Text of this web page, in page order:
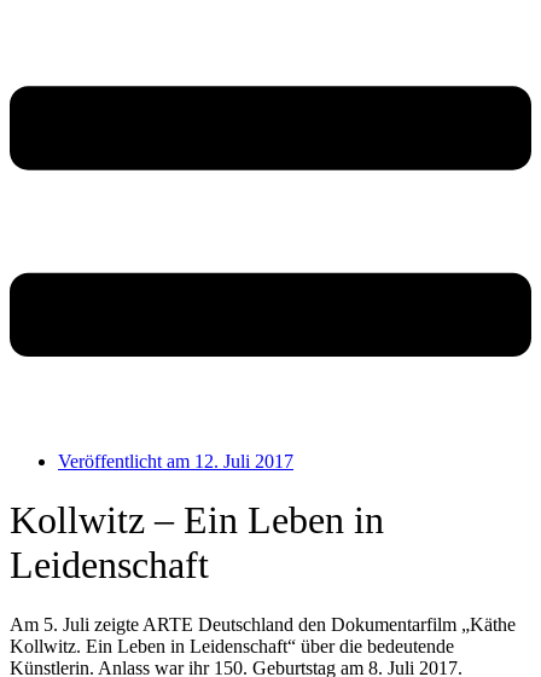
Veröffentlicht am 12. Juli 2017
Kollwitz – Ein Leben in
Leidenschaft
Am 5. Juli zeigte ARTE Deutschland den Dokumentarfilm „Käthe
Kollwitz. Ein Leben in Leidenschaft“ über die bedeutende
Künstlerin. Anlass war ihr 150. Geburtstag am 8. Juli 2017.